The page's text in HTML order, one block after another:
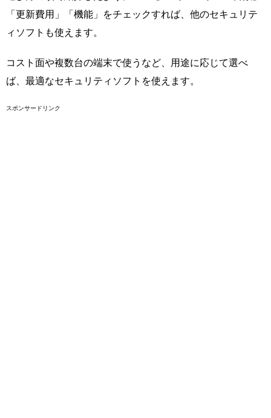
「更新費用」「機能」をチェックすれば、他のセキュリテ
ィソフトも使えます。
コスト面や複数台の端末で使うなど、用途に応じて選べ
ば、最適なセキュリティソフトを使えます。
スポンサードリンク